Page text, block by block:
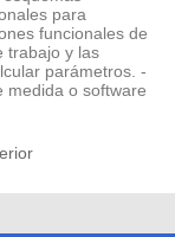
para
funcionales de
trabajo y las
parámetros. -
medida o software